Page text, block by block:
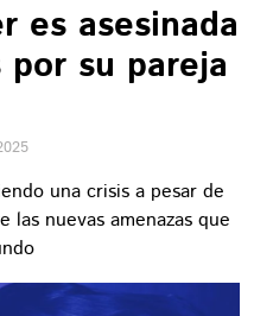
es asesinada
por su pareja
una crisis a pesar de
las nuevas amenazas que